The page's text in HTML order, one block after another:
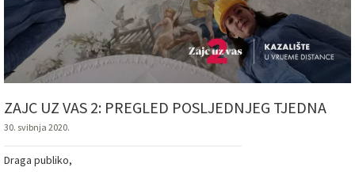
ZAJC UZ VAS 2: PREGLED POSLJEDNJEG TJEDNA
30. svibnja 2020.
Draga publiko,